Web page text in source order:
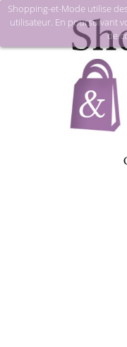
Shopping-et-Mode utilise
utilisateur. En poursuivant
de